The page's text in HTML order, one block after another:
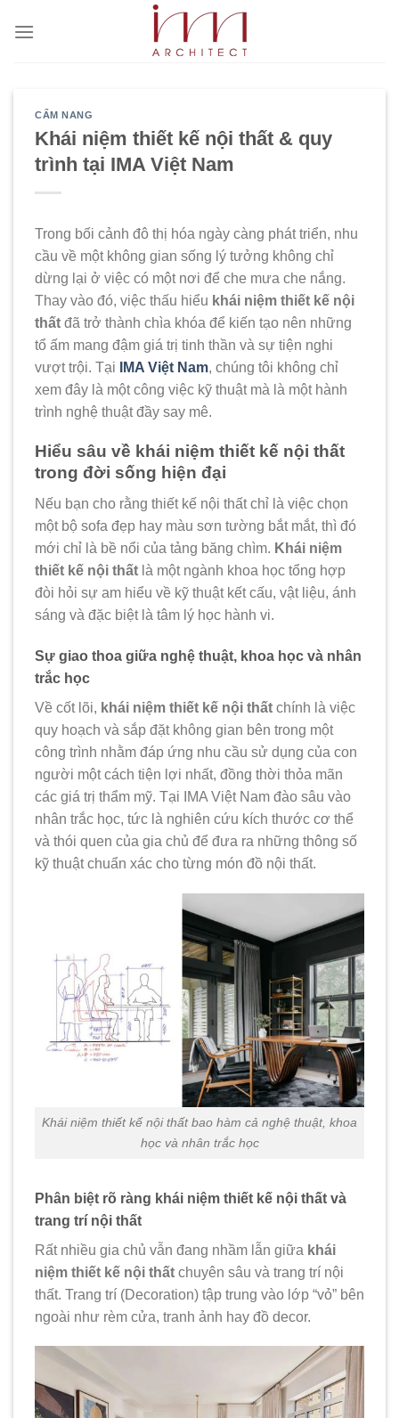
qua
CẨM NANG
Khái niệm thiết kế nội thất & quy
trình tại IMA Việt Nam
Trong bối cảnh đô thị hóa ngày càng phát triển, nhu
cầu về một không gian sống lý tưởng không chỉ
dừng lại ở việc có một nơi để che mưa che nắng.
Thay vào đó, việc thấu hiểu khái niệm thiết kế nội
thất đã trở thành chìa khóa để kiến tạo nên những
tổ ấm mang đậm giá trị tinh thần và sự tiện nghi
vượt trội. Tại
IMA Việt Nam, chúng tôi không chỉ
xem đây là một công việc kỹ thuật mà là một hành
trình nghệ thuật đầy say mê.
Hiểu sâu về khái niệm thiết kế nội thất
trong đời sống hiện đại
Nếu bạn cho rằng thiết kế nội thất chỉ là việc chọn
một bộ sofa đẹp hay màu sơn tường bắt mắt, thì đó
mới chỉ là bề nổi của tảng băng chìm. Khái niệm
thiết kế nội thất là một ngành khoa học tổng hợp
đòi hỏi sự am hiểu về kỹ thuật kết cấu, vật liệu, ánh
sáng và đặc biệt là tâm lý học hành vi.
Sự giao thoa giữa nghệ thuật, khoa học và nhân
trắc học
Về cốt lõi, khái niệm thiết kế nội thất chính là việc
quy hoạch và sắp đặt không gian bên trong một
công trình nhằm đáp ứng nhu cầu sử dụng của con
người một cách tiện lợi nhất, đồng thời thỏa mãn
các giá trị thẩm mỹ. Tại IMA Việt Nam đào sâu vào
nhân trắc học, tức là nghiên cứu kích thước cơ thể
và thói quen của gia chủ để đưa ra những thông số
kỹ thuật chuẩn xác cho từng món đồ nội thất.
Khái niệm thiết kế nội thất bao hàm cả nghệ thuật, khoa
học và nhân trắc học
Phân biệt rõ ràng khái niệm thiết kế nội thất và
trang trí nội thất
Rất nhiều gia chủ vẫn đang nhầm lẫn giữa khái
niệm thiết kế nội thất chuyên sâu và trang trí nội
thất. Trang trí (Decoration) tập trung vào lớp “vỏ” bên
ngoài như rèm cửa, tranh ảnh hay đồ decor.